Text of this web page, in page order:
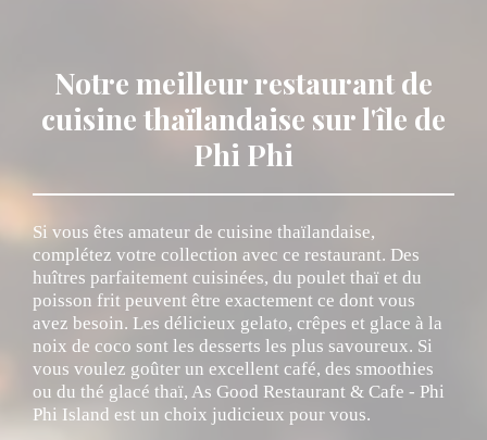
Notre meilleur restaurant de
cuisine thaïlandaise sur l'île de
Phi Phi
Si vous êtes amateur de cuisine thaïlandaise,
complétez votre collection avec ce restaurant. Des
huîtres parfaitement cuisinées, du poulet thaï et du
poisson frit peuvent être exactement ce dont vous
avez besoin. Les délicieux gelato, crêpes et glace à la
noix de coco sont les desserts les plus savoureux. Si
vous voulez goûter un excellent café, des smoothies
ou du thé glacé thaï, As Good Restaurant & Cafe - Phi
Phi Island est un choix judicieux pour vous.